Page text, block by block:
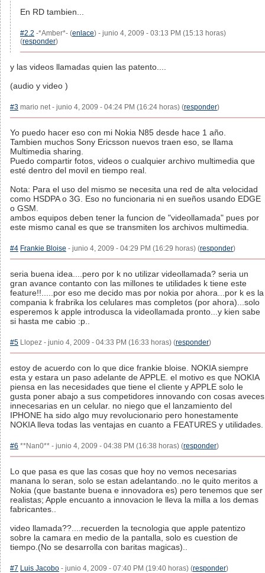
En RD tambien...
#2.2 -*Amber*- (enlace) - junio 4, 2009 - 03:13 PM (15:13 horas)
(responder)
y las videos llamadas quien las patento....
(audio y video )
#3 mario net - junio 4, 2009 - 04:24 PM (16:24 horas) (responder)
Yo puedo hacer eso con mi Nokia N85 desde hace 1 año.
Tambien muchos Sony Ericsson nuevos traen eso, se llama
Multimedia sharing.
Puedo compartir fotos, videos o cualquier archivo multimedia que
esté dentro del movil en tiempo real.
Nota: Para el uso del mismo se necesita una red de alta velocidad
como HSDPA o 3G. Eso no funcionaria ni en sueños usando EDGE
o GSM.
ambos equipos deben tener la funcion de "videollamada" pues por
este mismo canal es que se transmiten los archivos multimedia.
#4 Frankie Bloise - junio 4, 2009 - 04:29 PM (16:29 horas) (responder)
seria buena idea....pero por k no utilizar videollamada? seria un
gran avance contanto con las millones te utilidades k tiene este
feature!!.....por eso me decido mas por nokia por ahora...por k es la
compania k frabrika los celulares mas completos (por ahora)...solo
esperemos k apple introdusca la videollamada pronto...y kien sabe
si hasta me cabio :p..
#5 Llopez - junio 4, 2009 - 04:33 PM (16:33 horas) (responder)
estoy de acuerdo con lo que dice frankie bloise. NOKIA siempre
esta y estara un paso adelante de APPLE. el motivo es que NOKIA
piensa en las necesidades que tiene el cliente y APPLE solo le
gusta poner abajo a sus competidores innovando con cosas aveces
innecesarias en un celular. no niego que el lanzamiento del
IPHONE ha sido algo muy revolucionario pero honestamente
NOKIA lleva todas las ventajas en cuanto a FEATURES y utilidades.
#6 **Nan0** - junio 4, 2009 - 04:38 PM (16:38 horas) (responder)
Lo que pasa es que las cosas que hoy no vemos necesarias
manana lo seran, solo se estan adelantando..no le quito meritos a
Nokia (que bastante buena e innovadora es) pero tenemos que ser
realistas; Apple encuanto a innovacion le lleva la milla a los demas
fabricantes..
video llamada??....recuerden la tecnologia que apple patentizo
sobre la camara en medio de la pantalla, solo es cuestion de
tiempo.(No se desarrolla con baritas magicas)..
#7 Luis Jacobo - junio 4, 2009 - 07:40 PM (19:40 horas) (responder)